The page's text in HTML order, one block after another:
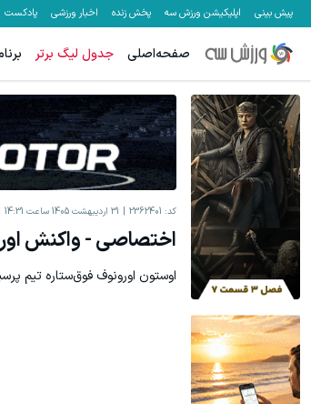
پیش بینی اپلیکیشن ورزش سه پخش زنده اخبار ورزشی پادکست
صفحه‌اصلی جدول لیگ برتر
کد: 2362401 31 اردیبهشت 1405 ساعت 14:31
اختصاصی - واکنش
اوستون اورونوف فوق‌ستاره تیم